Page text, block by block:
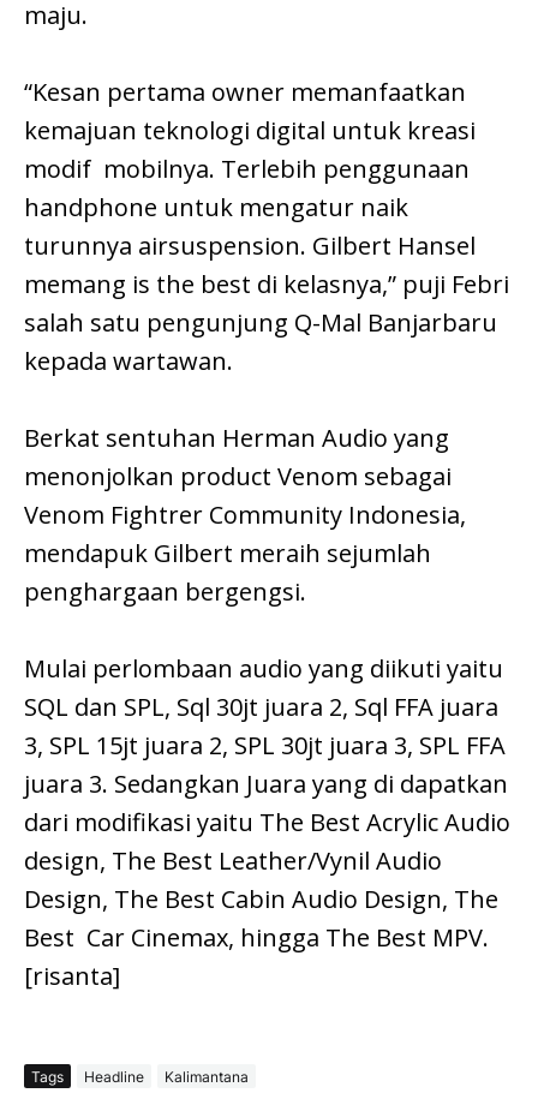
maju.
“Kesan pertama owner memanfaatkan
kemajuan teknologi digital untuk kreasi
modif mobilnya. Terlebih penggunaan
handphone untuk mengatur naik
turunnya airsuspension. Gilbert Hansel
memang is the best di kelasnya,” puji Febri
salah satu pengunjung Q-Mal Banjarbaru
kepada wartawan.
Berkat sentuhan Herman Audio yang
menonjolkan product Venom sebagai
Venom Fightrer Community Indonesia,
mendapuk Gilbert meraih sejumlah
penghargaan bergengsi.
Mulai perlombaan audio yang diikuti yaitu
SQL dan SPL, Sql 30jt juara 2, Sql FFA juara
3, SPL 15jt juara 2, SPL 30jt juara 3, SPL FFA
juara 3. Sedangkan Juara yang di dapatkan
dari modifikasi yaitu The Best Acrylic Audio
design, The Best Leather/Vynil Audio
Design, The Best Cabin Audio Design, The
Best Car Cinemax, hingga The Best MPV.
[risanta]
Tags Headline Kalimantana